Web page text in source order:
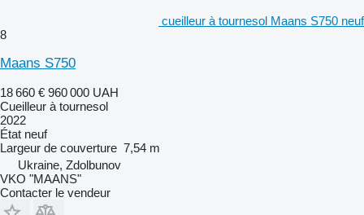
cueilleur à tournesol Maans S750 neuf
8
Maans S750
18 660 € 960 000 UAH
Cueilleur à tournesol
2022
État neuf
Largeur de couverture 7,54 m
Ukraine, Zdolbunov
VKO "MAANS"
Contacter le vendeur